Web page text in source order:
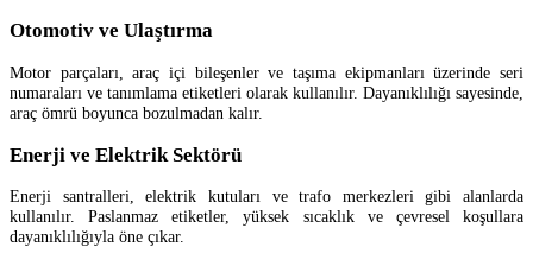
Otomotiv ve Ulaştırma
Motor parçaları, araç içi bileşenler ve taşıma ekipmanları üzerinde seri
numaraları ve tanımlama etiketleri olarak kullanılır. Dayanıklılığı sayesinde,
araç ömrü boyunca bozulmadan kalır.
Enerji ve Elektrik Sektörü
Enerji santralleri, elektrik kutuları ve trafo merkezleri gibi alanlarda
kullanılır. Paslanmaz etiketler, yüksek sıcaklık ve çevresel koşullara
dayanıklılığıyla öne çıkar.